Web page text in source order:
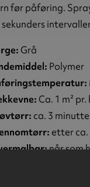
før påføring.
sekunders
Grå
Polymer
Ca. 1 m²
ca. 3
etter ca.
når som